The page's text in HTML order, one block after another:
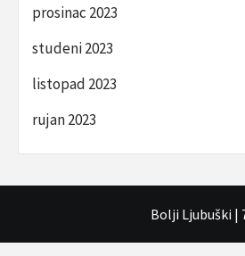
prosinac 2023
studeni 2023
listopad 2023
rujan 2023
Bolji Ljubuški |